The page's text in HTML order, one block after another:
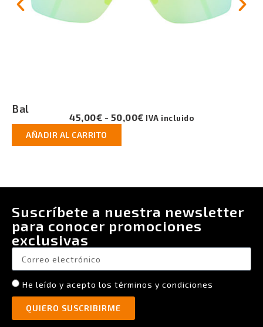
IVA incluido
Suscríbete a nuestra newsletter
para conocer promociones
exclusivas
He leído y acepto los términos y condiciones
QUIERO SUSCRIBIRME